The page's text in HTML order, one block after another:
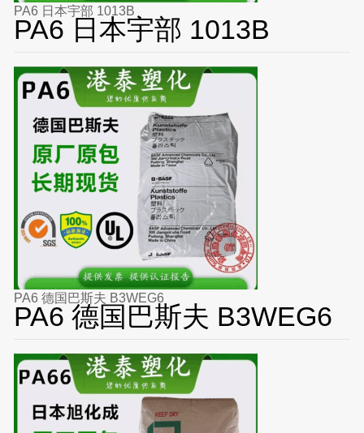
PA6 日本宇部 1013B
PA6 日本宇部 1013B
PA6 德国巴斯夫 B3WEG6
PA6 德国巴斯夫 B3WEG6